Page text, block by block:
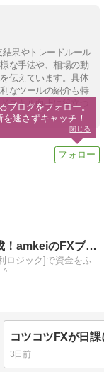
果やトレードルール
な手法や、相場の動
伝えています。具体
なツールの紹介も特
スキル向上に役立つ
コツコツFXで3000万円達成！amkeiのFXブログ！
ロジック]で資金をふ
3日前
ブログをフォロー。
逃さずキャッチ！
閉じる